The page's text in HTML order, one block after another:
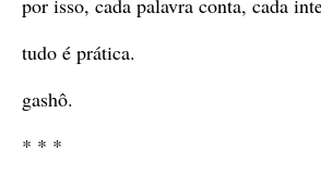
tudo é prática.
gashô.
* * *